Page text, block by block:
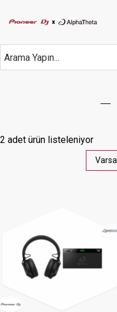
2 adet ürün listeleniyor